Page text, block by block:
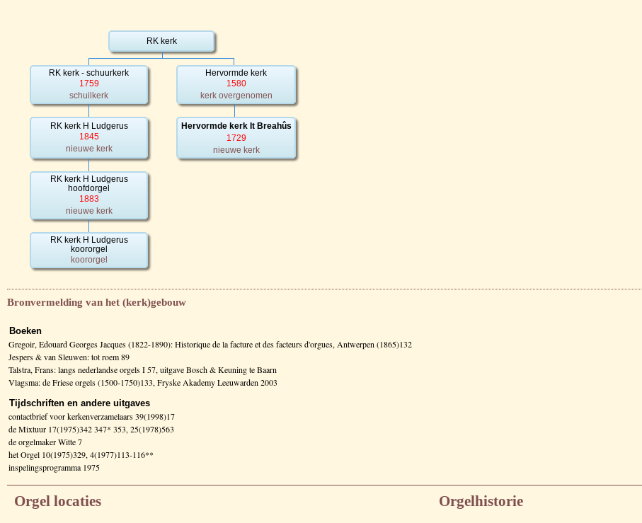
RK kerk
RK kerk - schuurkerk
1759
schuilkerk
Hervormde kerk
1580
kerk overgenomen
RK kerk H Ludgerus
1845
nieuwe kerk
Hervormde kerk It Breahûs
1729
nieuwe kerk
RK kerk H Ludgerus
hoofdorgel
1883
nieuwe kerk
RK kerk H Ludgerus
koororgel
koororgel
Bronvermelding van het (kerk)gebouw
Boeken
Gregoir, Edouard Georges Jacques (1822-1890): Historique de la facture et des facteurs d'orgues, Antwerpen (1865)132
Jespers & van Sleuwen: tot roem 89
Talstra, Frans: langs nederlandse orgels I 57, uitgave Bosch & Keuning te Baarn
Vlagsma: de Friese orgels (1500-1750)133, Fryske Akademy Leeuwarden 2003
Tijdschriften en andere uitgaves
contactbrief voor kerkenverzamelaars 39(1998)17
de Mixtuur 17(1975)342 347* 353, 25(1978)563
de orgelmaker Witte 7
het Orgel 10(1975)329, 4(1977)113-116**
inspelingsprogramma 1975
Orgel locaties Orgelhistorie